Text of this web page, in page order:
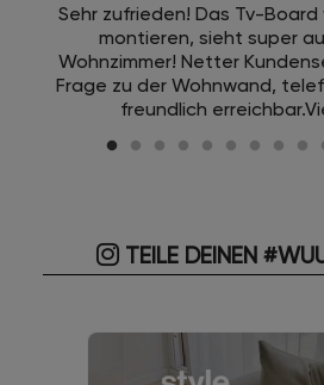
Sehr zufrieden! Das Tv-
montieren, sieht super
Wohnzimmer! Netter
Frage zu der Wohnwand,
freundlich
TEILE DEINEN